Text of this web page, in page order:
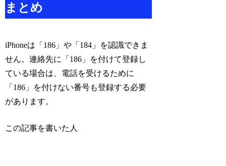
まとめ
iPhoneは「186」や「184」を認識できま
せん。連絡先に「186」を付けて登録し
ている場合は、電話を受けるために
「186」を付けない番号も登録する必要
があります。
この記事を書いた人